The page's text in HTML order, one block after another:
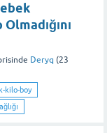
Deryq (23
kilo-boy